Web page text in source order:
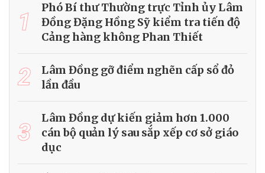
1
Phó Bí thư Thường trực Tỉnh ủy Lâm
Đồng Đặng Hồng Sỹ kiểm tra tiến độ
Cảng hàng không Phan Thiết
2
Lâm Đồng gỡ điểm nghẽn cấp sổ đỏ
lần đầu
3
Lâm Đồng dự kiến giảm hơn 1.000
cán bộ quản lý sau sắp xếp cơ sở giáo
dục